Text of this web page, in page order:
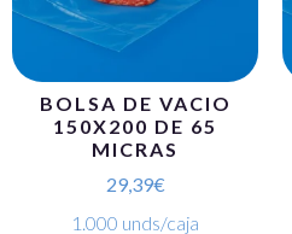
BOLSA DE VACIO
150X200 DE 65
MICRAS
29,39€
1.000 unds/caja